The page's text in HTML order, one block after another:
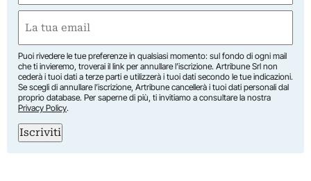
First
(Required)
Puoi rivedere le tue preferenze in qualsiasi momento: sul fondo di ogni mail
che ti invieremo, troverai il link per annullare l’iscrizione. Artribune Srl non
cederà i tuoi dati a terze parti e utilizzerà i tuoi dati secondo le tue indicazioni.
Se scegli di annullare l’iscrizione, Artribune cancellerà i tuoi dati personali dal
proprio database. Per saperne di più, ti invitiamo a consultare la nostra
Privacy Policy.
Iscriviti